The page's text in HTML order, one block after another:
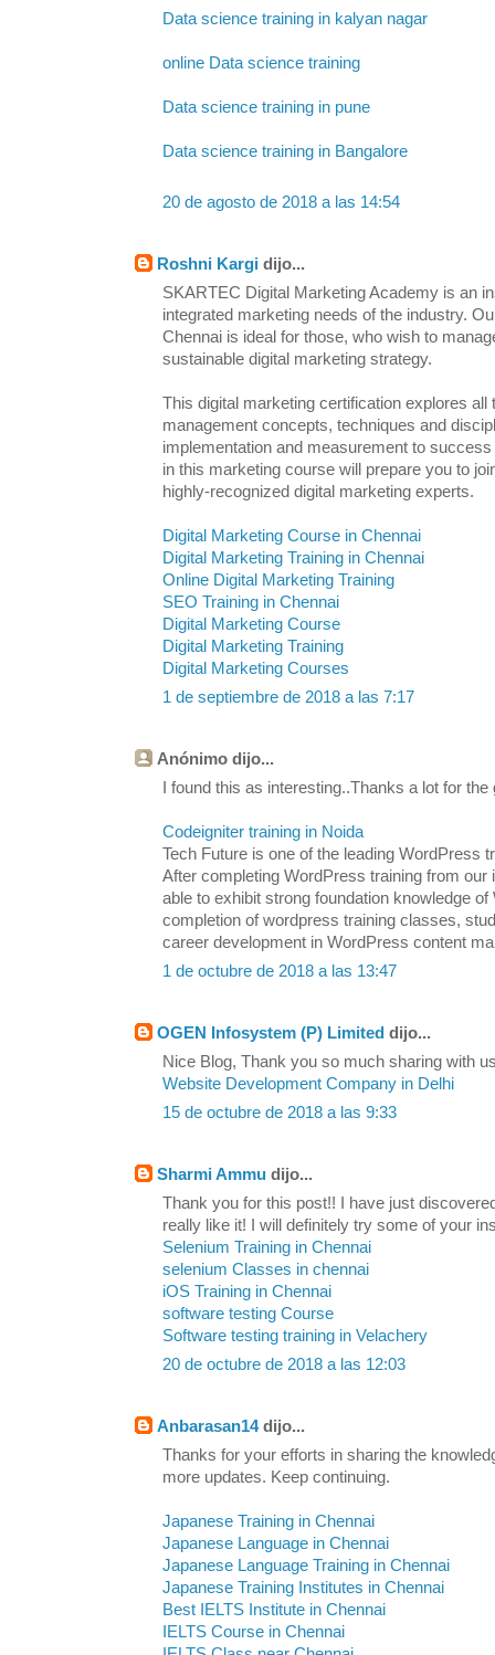
Data science training in kalyan nagar
online Data science training
Data science training in pune
Data science training in Bangalore
20 de agosto de 2018 a las 14:54
Roshni Kargi dijo...
SKARTEC Digital Marketing Academy is an
integrated marketing needs of the industry.
Chennai is ideal for those, who wish to
sustainable digital marketing strategy.
This digital marketing certification explores all
management concepts, techniques and
implementation and measurement to
in this marketing course will prepare you to
highly-recognized digital marketing experts.
Digital Marketing Course in Chennai
Digital Marketing Training in Chennai
Online Digital Marketing Training
SEO Training in Chennai
Digital Marketing Course
Digital Marketing Training
Digital Marketing Courses
1 de septiembre de 2018 a las 7:17
Anónimo dijo...
I found this as interesting..Thanks a lot for
Codeigniter training in Noida
Tech Future is one of the leading WordPress
After completing WordPress training from our
able to exhibit strong foundation knowledge
completion of wordpress training classes,
career development in WordPress content
1 de octubre de 2018 a las 13:47
OGEN Infosystem (P) Limited dijo...
Nice Blog, Thank you so much sharing with
Website Development Company in Delhi
15 de octubre de 2018 a las 9:33
Sharmi Ammu dijo...
Thank you for this post!! I have just
really like it! I will definitely try some of your
Selenium Training in Chennai
selenium Classes in chennai
iOS Training in Chennai
software testing Course
Software testing training in Velachery
20 de octubre de 2018 a las 12:03
Anbarasan14dijo...
Thanks for your efforts in sharing the
more updates. Keep continuing.
Japanese Training in Chennai
Japanese Language in Chennai
Japanese Language Training in Chennai
Japanese Training Institutes in Chennai
Best IELTS Institute in Chennai
IELTS Course in Chennai